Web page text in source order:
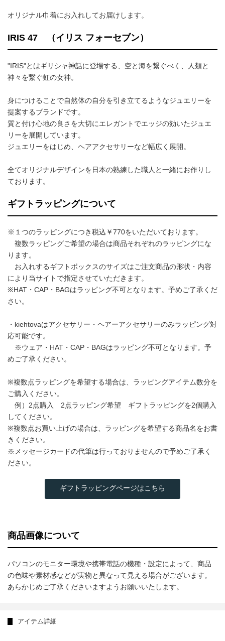
オリジナル巾着にお入れしてお届けします。
IRIS 47 （イリス フォーセブン）
"IRIS"とはギリシャ神話に登場する、空と海を繋ぐべく、人類と
神々を繋ぐ虹の女神。
身につけることで自然体の自分を引き立てるようなジュエリーを
提案するブランドです。
質と付け心地の良さを大切にエレガントでエッジの効いたジュエ
リーを展開しています。
ジュエリーをはじめ、ヘアアクセサリーなど幅広く展開。
全てオリジナルデザインを日本の熟練した職人と一緒にお作りし
ております。
ギフトラッピングについて
※１つのラッピングにつき税込￥770をいただいております。
複数ラッピングご希望の場合は商品それぞれのラッピングにな
ります。
お入れするギフトボックスのサイズはご注文商品の形状・内容
により当サイトで指定させていただきます。
※HAT・CAP・BAGはラッピング不可となります。予めご了承くだ
さい。
・kiehtovaはアクセサリー・ヘアーアクセサリーのみラッピング対
応可能です。
※ウェア・HAT・CAP・BAGはラッピング不可となります。予
めご了承ください。
※複数点ラッピングを希望する場合は、ラッピングアイテム数分を
ご購入ください。
例）2点購入 2点ラッピング希望 ギフトラッピングを2個購入
してください。
※複数点お買い上げの場合は、ラッピングを希望する商品名をお書
きください。
※メッセージカードの代筆は行っておりませんので予めご了承く
ださい。
ギフトラッピングページはこちら
商品画像について
パソコンのモニター環境や携帯電話の機種・設定によって、商品
の色味や素材感などが実物と異なって見える場合がございます。
あらかじめご了承くださいますようお願いいたします。
アイテム詳細